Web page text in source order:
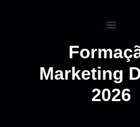
Marketing
2026